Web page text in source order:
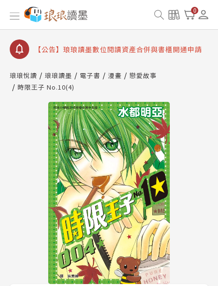
0
【公告】琅琅書店服務升級重要說明及資產合併結果
查詢
【公告】因 Readmoo 讀墨系統維護中，本站同步暫
【公告】琅琅讀墨數位閱讀資產合併與書櫃開通申請
【公告】琅琅讀墨 3 分鐘完成書櫃開通與資產合併申
請圖文教學
【公告】琅琅書店服務升級重要說明及資產合併結果
【公告】因 Readmoo 讀墨系統維護中，本站同步暫
停部分閱讀服務
琅琅悅讀 琅琅讀墨 電子書 漫畫
戀愛故事
時限王子 No.10(4)